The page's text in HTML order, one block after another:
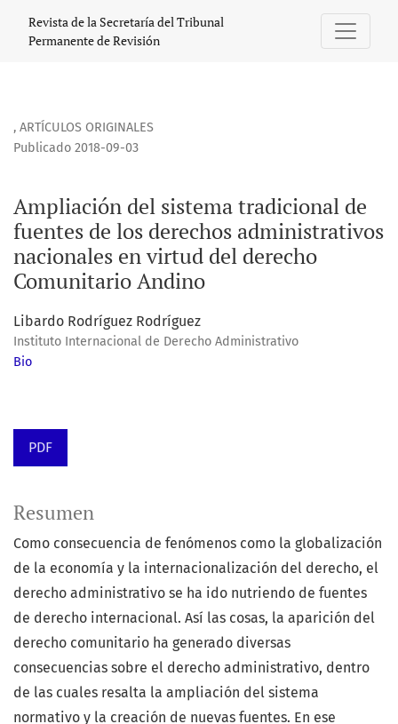
Ampliación del sistema tradicional de fuentes de los
Revista de la Secretaría del Tribunal
Permanente de Revisión
, ARTÍCULOS ORIGINALES
Ampliación del sistema tradicional de
fuentes de los derechos administrativos
nacionales en virtud del derecho
Comunitario Andino
Publicado 2018-09-03
Libardo Rodríguez Rodríguez
Instituto Internacional de Derecho Administrativo
Bio
PDF
Resumen
Como consecuencia de fenómenos como la globalización
de la economía y la internacionalización del derecho, el
derecho administrativo se ha ido nutriendo de fuentes
de derecho internacional. Así las cosas, la aparición del
derecho comunitario ha generado diversas
consecuencias sobre el derecho administrativo, dentro
de las cuales resalta la ampliación del sistema
normativo y la creación de nuevas fuentes. En ese